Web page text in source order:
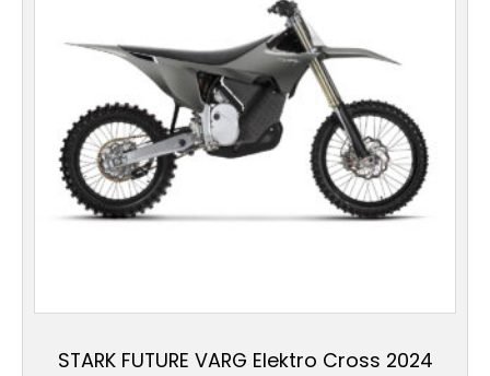
STARK FUTURE VARG Elektro Cross 2024